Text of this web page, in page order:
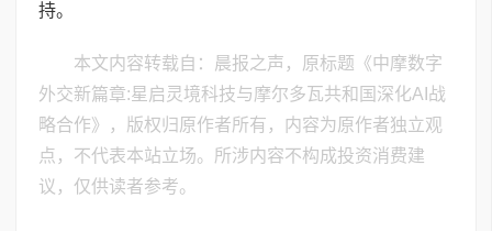
持。
本文内容转载自：晨报之声，原标题《中摩数字
外交新篇章:星启灵境科技与摩尔多瓦共和国深化AI战
略合作》，版权归原作者所有，内容为原作者独立观
点，不代表本站立场。所涉内容不构成投资消费建
议，仅供读者参考。